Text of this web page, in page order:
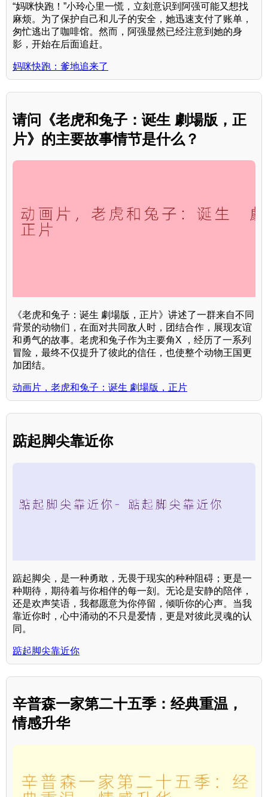
“妈咪快跑！”小玲心里一慌，立刻意识到阿强可能又想找
麻烦。为了保护自己和儿子的安全，她迅速支付了账单，
匆忙逃出了咖啡馆。然而，阿强显然已经注意到她的身
影，开始在后面追赶。
妈咪快跑：爹地追来了
请问《老虎和兔子：诞生 劇場版，正
片》的主要故事情节是什么？
《老虎和兔子：诞生 劇場版，正片》讲述了一群来自不同
背景的动物们，在面对共同敌人时，团结合作，展现友谊
和勇气的故事。老虎和兔子作为主要角X ，经历了一系列
冒险，最终不仅提升了彼此的信任，也使整个动物王国更
加团结。
动画片，老虎和兔子：诞生 劇場版，正片
踮起脚尖靠近你
踮起脚尖，是一种勇敢，无畏于现实的种种阻碍；更是一
种期待，期待着与你相伴的每一刻。无论是安静的陪伴，
还是欢声笑语，我都愿意为你停留，倾听你的心声。当我
靠近你时，心中涌动的不只是爱情，更是对彼此灵魂的认
同。
踮起脚尖靠近你
辛普森一家第二十五季：经典重温，
情感升华